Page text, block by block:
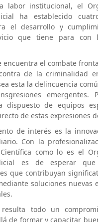
labor institucional, el
ha establecido
el desarrollo y
que tiene para con
encuentra el combate
de la criminalidad
esta la delincuencia
emergentes.
dispuesto de equipos
de estas expresiones
de interés es la
Con la
como lo es el
es de esperar
que contribuyan
soluciones nuevas
todo un
de formar y capacitar